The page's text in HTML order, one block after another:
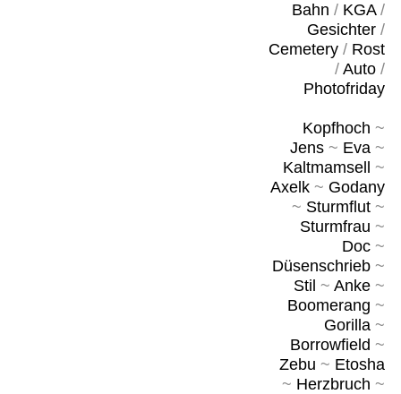
Bahn / KGA/
Gesichter/
Cemetery/ Rost
/ Auto/
Photofriday
Kopfhoch ~
Jens~ Eva~
Kaltmamsell
~
Axelk~ Godany
~ Sturmflut~
Sturmfrau ~
Doc~
Düsenschrieb~
Stil ~ Anke~
Boomerang ~
Gorilla~
Borrowfield ~
Zebu ~ Etosha
~ Herzbruch ~